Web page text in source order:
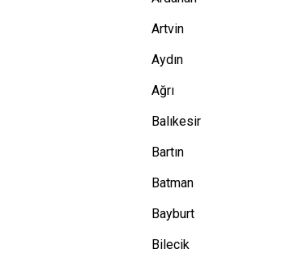
Artvin
Aydın
Ağrı
Balıkesir
Bartın
Batman
Bayburt
Bilecik